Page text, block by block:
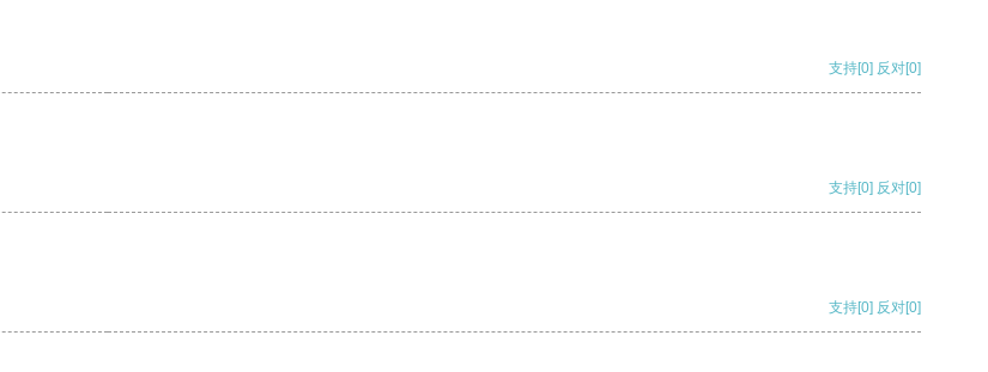
支持[0] 反对[0]
支持[0] 反对[0]
支持[0] 反对[0]